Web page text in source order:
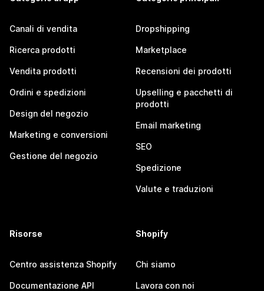
Canali di vendita
Ricerca prodotti
Vendita prodotti
Ordini e spedizioni
Design del negozio
Marketing e conversioni
Gestione del negozio
Dropshipping
Marketplace
Recensioni dei prodotti
Upselling e pacchetti di
prodotti
Email marketing
SEO
Spedizione
Valute e traduzioni
Risorse
Centro assistenza Shopify
Documentazione API
Shopify
Chi siamo
Lavora con noi